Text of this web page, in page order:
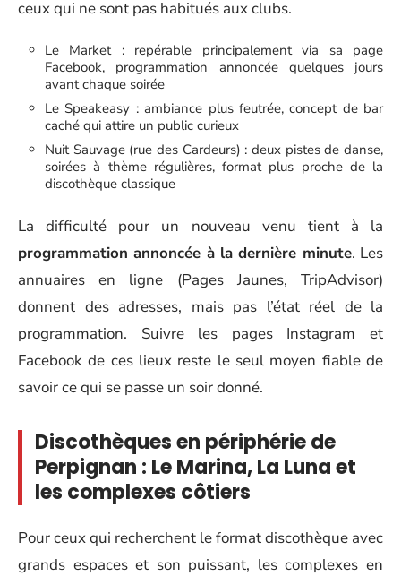
ceux qui ne sont pas habitués aux clubs.
Le Market : repérable principalement via sa page
Facebook, programmation annoncée quelques jours
avant chaque soirée
Le Speakeasy : ambiance plus feutrée, concept de bar
caché qui attire un public curieux
Nuit Sauvage (rue des Cardeurs) : deux pistes de danse,
soirées à thème régulières, format plus proche de la
discothèque classique
La difficulté pour un nouveau venu tient à la
programmation annoncée à la dernière minute. Les
annuaires en ligne (Pages Jaunes, TripAdvisor)
donnent des adresses, mais pas l’état réel de la
programmation. Suivre les pages Instagram et
Facebook de ces lieux reste le seul moyen fiable de
savoir ce qui se passe un soir donné.
Discothèques en périphérie de
Perpignan : Le Marina, La Luna et
les complexes côtiers
Pour ceux qui recherchent le format discothèque avec
grands espaces et son puissant, les complexes en